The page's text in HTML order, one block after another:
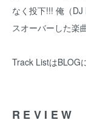
なく投下!!! 俺（
スオーバーした楽
Track ListはBLOG
REVIEW